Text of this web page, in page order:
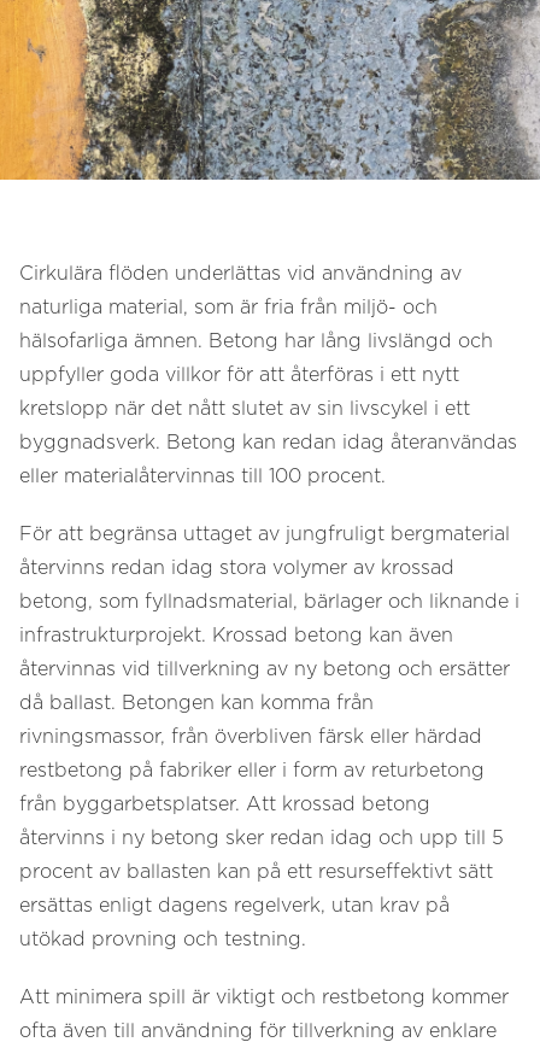
Cirkulära flöden underlättas vid användning av
naturliga material, som är fria från miljö- och
hälsofarliga ämnen. Betong har lång livslängd och
uppfyller goda villkor för att återföras i ett nytt
kretslopp när det nått slutet av sin livscykel i ett
byggnadsverk. Betong kan redan idag återanvändas
eller materialåtervinnas till 100 procent.
För att begränsa uttaget av jungfruligt bergmaterial
återvinns redan idag stora volymer av krossad
betong, som fyllnadsmaterial, bärlager och liknande i
infrastrukturprojekt. Krossad betong kan även
återvinnas vid tillverkning av ny betong och ersätter
då ballast. Betongen kan komma från
rivningsmassor, från överbliven färsk eller härdad
restbetong på fabriker eller i form av returbetong
från byggarbetsplatser. Att krossad betong
återvinns i ny betong sker redan idag och upp till 5
procent av ballasten kan på ett resurseffektivt sätt
ersättas enligt dagens regelverk, utan krav på
utökad provning och testning.
Att minimera spill är viktigt och restbetong kommer
ofta även till användning för tillverkning av enklare